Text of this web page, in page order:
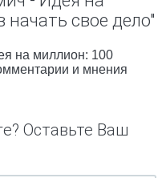
свое дело"
на миллион: 100
и мнения
Оставьте Ваш